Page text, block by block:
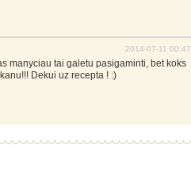
2014-07-11 00:47
manyciau tai galetu pasigaminti, bet koks
Dekui uz recepta ! :)